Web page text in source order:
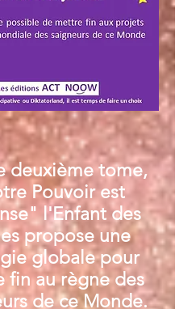
deuxième tome,
Pouvoir est
l'Enfant des
propose une
globale pour
fin au règne des
de ce Monde.